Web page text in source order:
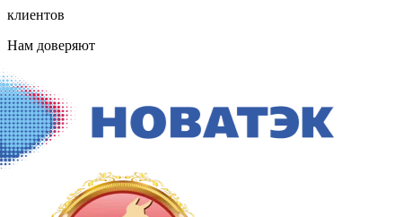
клиентов
Нам доверяют